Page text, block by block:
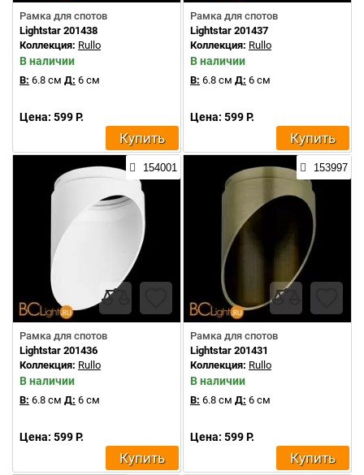
Рамка для спотов
Lightstar 201438
Коллекция: Rullo
В наличии
В: 6.8 см Д: 6 см
Цена: 599 Р.
Купить
Рамка для спотов
Lightstar 201437
Коллекция: Rullo
В наличии
В: 6.8 см Д: 6 см
Цена: 599 Р.
Купить
154001
Рамка для спотов
Lightstar 201436
Коллекция: Rullo
В наличии
В: 6.8 см Д: 6 см
Цена: 599 Р.
Купить
153997
Рамка для спотов
Lightstar 201431
Коллекция: Rullo
В наличии
В: 6.8 см Д: 6 см
Цена: 599 Р.
Купить